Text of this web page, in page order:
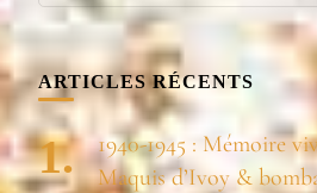
quelque
chose ?
ARTICLES RÉCENTS
1940-1945 : Mémoire
Maquis d’Ivoy &